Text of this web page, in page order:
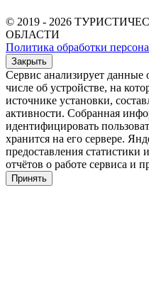
© 2019 - 2026
ОБЛАСТИ
Политика обработки
Закрыть
Сервис анализирует данные
числе об устройстве, на
источнике установки,
активности. Собранная
идентифицировать
хранится на его сервере.
предоставления статистики
отчётов о работе сервиса и
Принять